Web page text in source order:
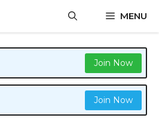
MENU
Join Now
Join Now